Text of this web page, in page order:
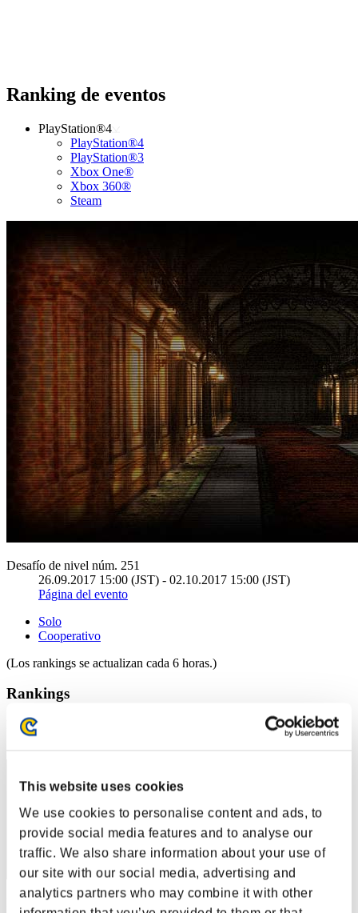
This website uses cookies
We use cookies to personalise content and ads, to
provide social media features and to analyse our
traffic. We also share information about your use of
our site with our social media, advertising and
analytics partners who may combine it with other
Ranking de eventos
PlayStation®4
PlayStation®4
PlayStation®3
Xbox One®
Xbox 360®
Steam
Desafío de nivel núm. 251
26.09.2017 15:00 (JST) - 02.10.2017 15:00 (JST)
Página del evento
Solo
Cooperativo
(Los rankings se actualizan cada 6 horas.)
Rankings
Posición
Puntos: -